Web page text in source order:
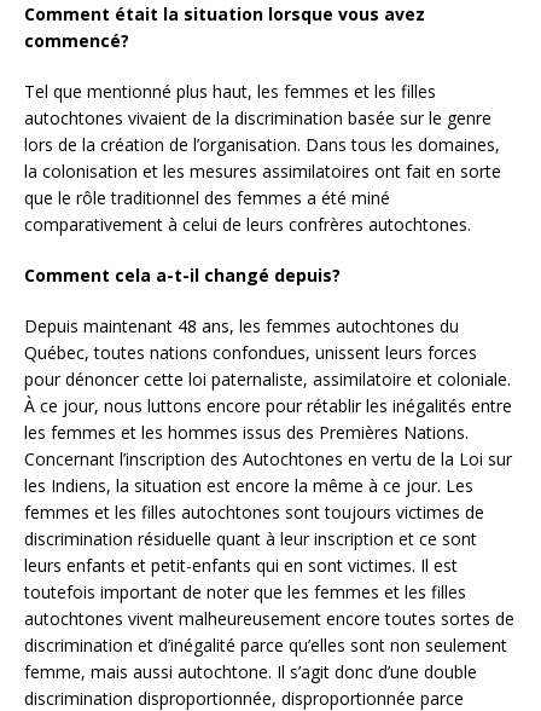
Comment était la situation lorsque vous avez
commencé?
Tel que mentionné plus haut, les femmes et les filles
autochtones vivaient de la discrimination basée sur le genre
lors de la création de l’organisation. Dans tous les domaines,
la colonisation et les mesures assimilatoires ont fait en sorte
que le rôle traditionnel des femmes a été miné
comparativement à celui de leurs confrères autochtones.
Comment cela a-t-il changé depuis?
Depuis maintenant 48 ans, les femmes autochtones du
Québec, toutes nations confondues, unissent leurs forces
pour dénoncer cette loi paternaliste, assimilatoire et coloniale.
À ce jour, nous luttons encore pour rétablir les inégalités entre
les femmes et les hommes issus des Premières Nations.
Concernant l’inscription des Autochtones en vertu de la Loi sur
les Indiens, la situation est encore la même à ce jour. Les
femmes et les filles autochtones sont toujours victimes de
discrimination résiduelle quant à leur inscription et ce sont
leurs enfants et petit-enfants qui en sont victimes. Il est
toutefois important de noter que les femmes et les filles
autochtones vivent malheureusement encore toutes sortes de
discrimination et d’inégalité parce qu’elles sont non seulement
femme, mais aussi autochtone. Il s’agit donc d’une double
discrimination disproportionnée, disproportionnée parce